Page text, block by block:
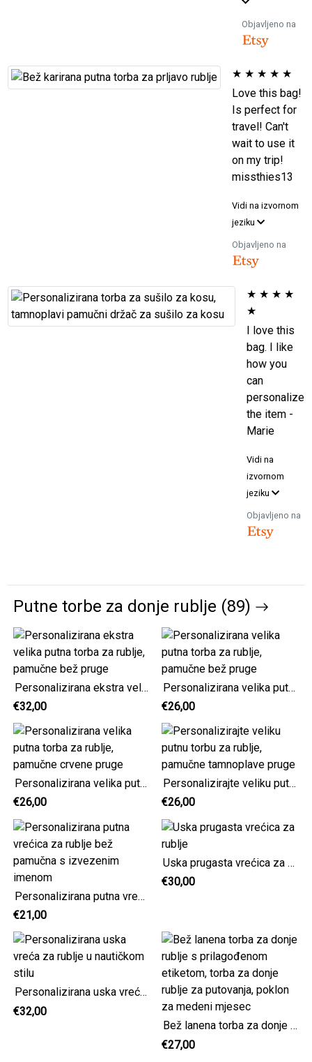
Objavljeno na
★ ★ ★ ★ ★
Love this bag!
Is perfect for
travel! Can't
wait to use it
on my trip!
missthies13
Vidi na izvornom
jeziku
Objavljeno na
★ ★ ★ ★
★
I love this
bag. I like
how you
can
personalize
the item -
Marie
Vidi na
izvornom
jeziku
Objavljeno na
Putne torbe za donje rublje (89)
Personalizirana ekstra velika putna torba za rublje, pamučne bež pruge
€32,00
Personalizirana velika putna torba za rublje, pamučne bež pruge
€26,00
Personalizirana velika putna torba za rublje, pamučne crvene pruge
€26,00
Personalizirajte veliku putnu torbu za rublje, pamučne tamnoplave pruge
€26,00
Personalizirana putna vrećica za rublje bež pamučna s izvezenim imenom
€21,00
Uska prugasta vrećica za rublje
€30,00
Personalizirana uska vreća za rublje u nautičkom stilu
€32,00
Bež lanena torba za donje rublje s prilagođenom etiketom, torba za donje rublje za putovanja, poklon za medeni mjesec
€27,00